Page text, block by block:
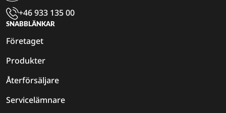
+46 933 135 00
SNABBLÄNKAR
Företaget
Produkter
Återförsäljare
Servicelämnare